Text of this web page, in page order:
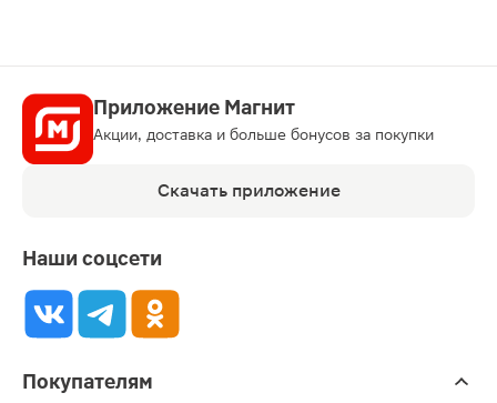
Приложение Магнит
Акции, доставка и больше бонусов за покупки
Скачать приложение
Наши соцсети
Покупателям